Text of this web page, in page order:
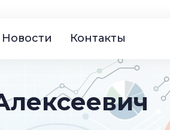
Новости Контакты